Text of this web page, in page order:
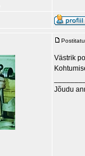
Västrik
Jõudu